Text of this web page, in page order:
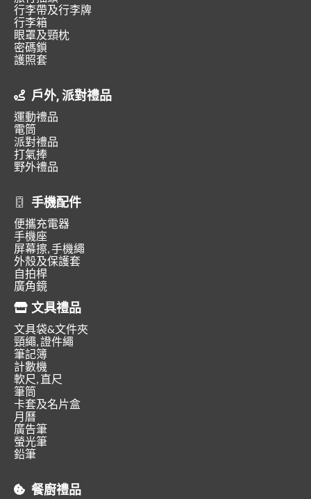
行李帶及行李牌
行李箱
眼罩及頸枕
密碼鎖
護照套
戶外, 派對禮品
運動禮品
電筒
派對禮品
打氣捧
野外禮品
手機配件
便攜充電器
手機座
屏幕擦, 手機繩
外殼及保護套
自拍桿
廣角鏡
文具禮品
文具袋&文件夾
頸繩, 證件繩
筆記簿
計數機
軟尺, 直尺
筆筒
卡套及名片盒
月曆
廣告筆
螢光筆
鉛筆
餐廚禮品